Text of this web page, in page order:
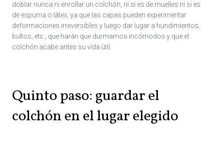
doblar nunca ni enrollar un colchón, ni si es de muelles ni si es
de espuma o látex, ya que las capas pueden experimentar
deformaciones irreversibles y luego dar lugar a hundimientos,
bultos, etc., que harán que durmamos incómodos y que el
colchón acabe antes su vida útil.
Quinto paso: guardar el
colchón en el lugar elegido